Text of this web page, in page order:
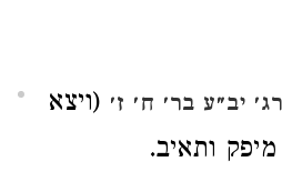
יב״ע בר׳ ח׳ ז׳ (ויצא
ותאיב.